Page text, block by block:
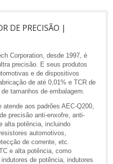
DE PRECISÃO |
Corporation, desde 1997, é
precisão. E seus produtos
e de dispositivos
de até 0,01% e TCR de
tamanhos de embalagem.
aos padrões AEC-Q200,
precisão anti-enxofre, anti-
alta potência, incluindo
automotivos,
de corrente, etc.
e alta potência, como
de potência, indutores